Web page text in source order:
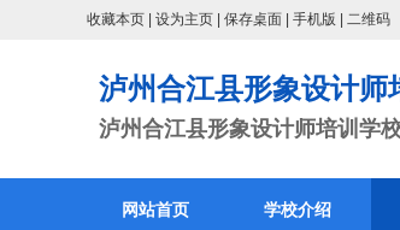
收藏本页 设为主页 保存桌面 手机版 二维码
泸州合江县形象设计师
泸州合江县形象设计师培训学
网站首页 学校介绍